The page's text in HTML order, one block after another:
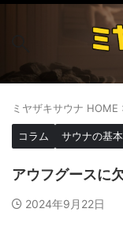
ミヤザキサウナ HOME
コラム サウナの基
アウフグースに
2024年9月22日